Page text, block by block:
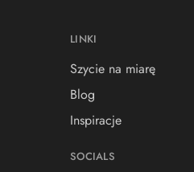
LINKI
Szycie na miarę
Blog
Inspiracje
SOCIALS